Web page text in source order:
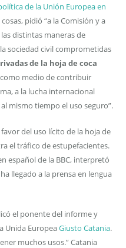
de la Unión Europea en
pidió “a la Comisión y a
distintas maneras de
sociedad civil comprometidas
de la hoja de coca
medio de contribuir
a la lucha internacional
mismo tiempo el uso seguro”.
del uso lícito de la hoja de
el tráfico de estupefacientes.
español de la BBC, interpretó
llegado a la prensa en lengua
el ponente del informe y
Unida EuropeaGiusto Catania.
muchos usos.” Catania